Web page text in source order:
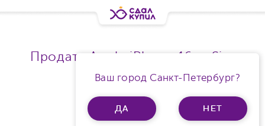
Ваш город Санкт-Петербург?
ДА НЕТ
Продать Apple iPhone 16e eSim